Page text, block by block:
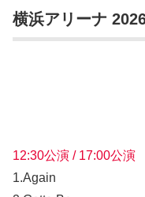
横浜アリーナ
12:30公演 / 17:00公演
1.Again